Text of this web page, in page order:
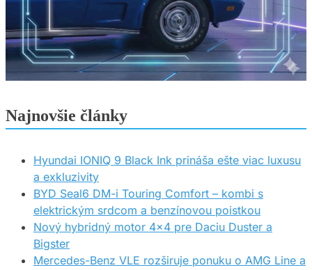
Najnovšie články
Hyundai IONIQ 9 Black Ink prináša ešte viac luxusu
a exkluzivity
BYD Seal6 DM-i Touring Comfort – kombi s
elektrickým srdcom a benzínovou poistkou
Nový hybridný motor 4×4 pre Daciu Duster a
Bigster
Mercedes-Benz VLE rozširuje ponuku o AMG Line a